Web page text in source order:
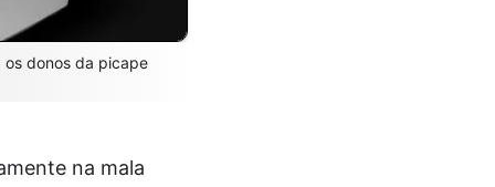
os donos da picape
na mala